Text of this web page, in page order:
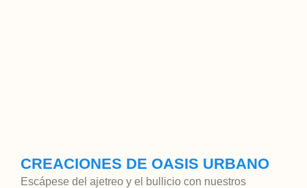
CREACIONES DE OASIS URBANO
Escápese del ajetreo y el bullicio con nuestros